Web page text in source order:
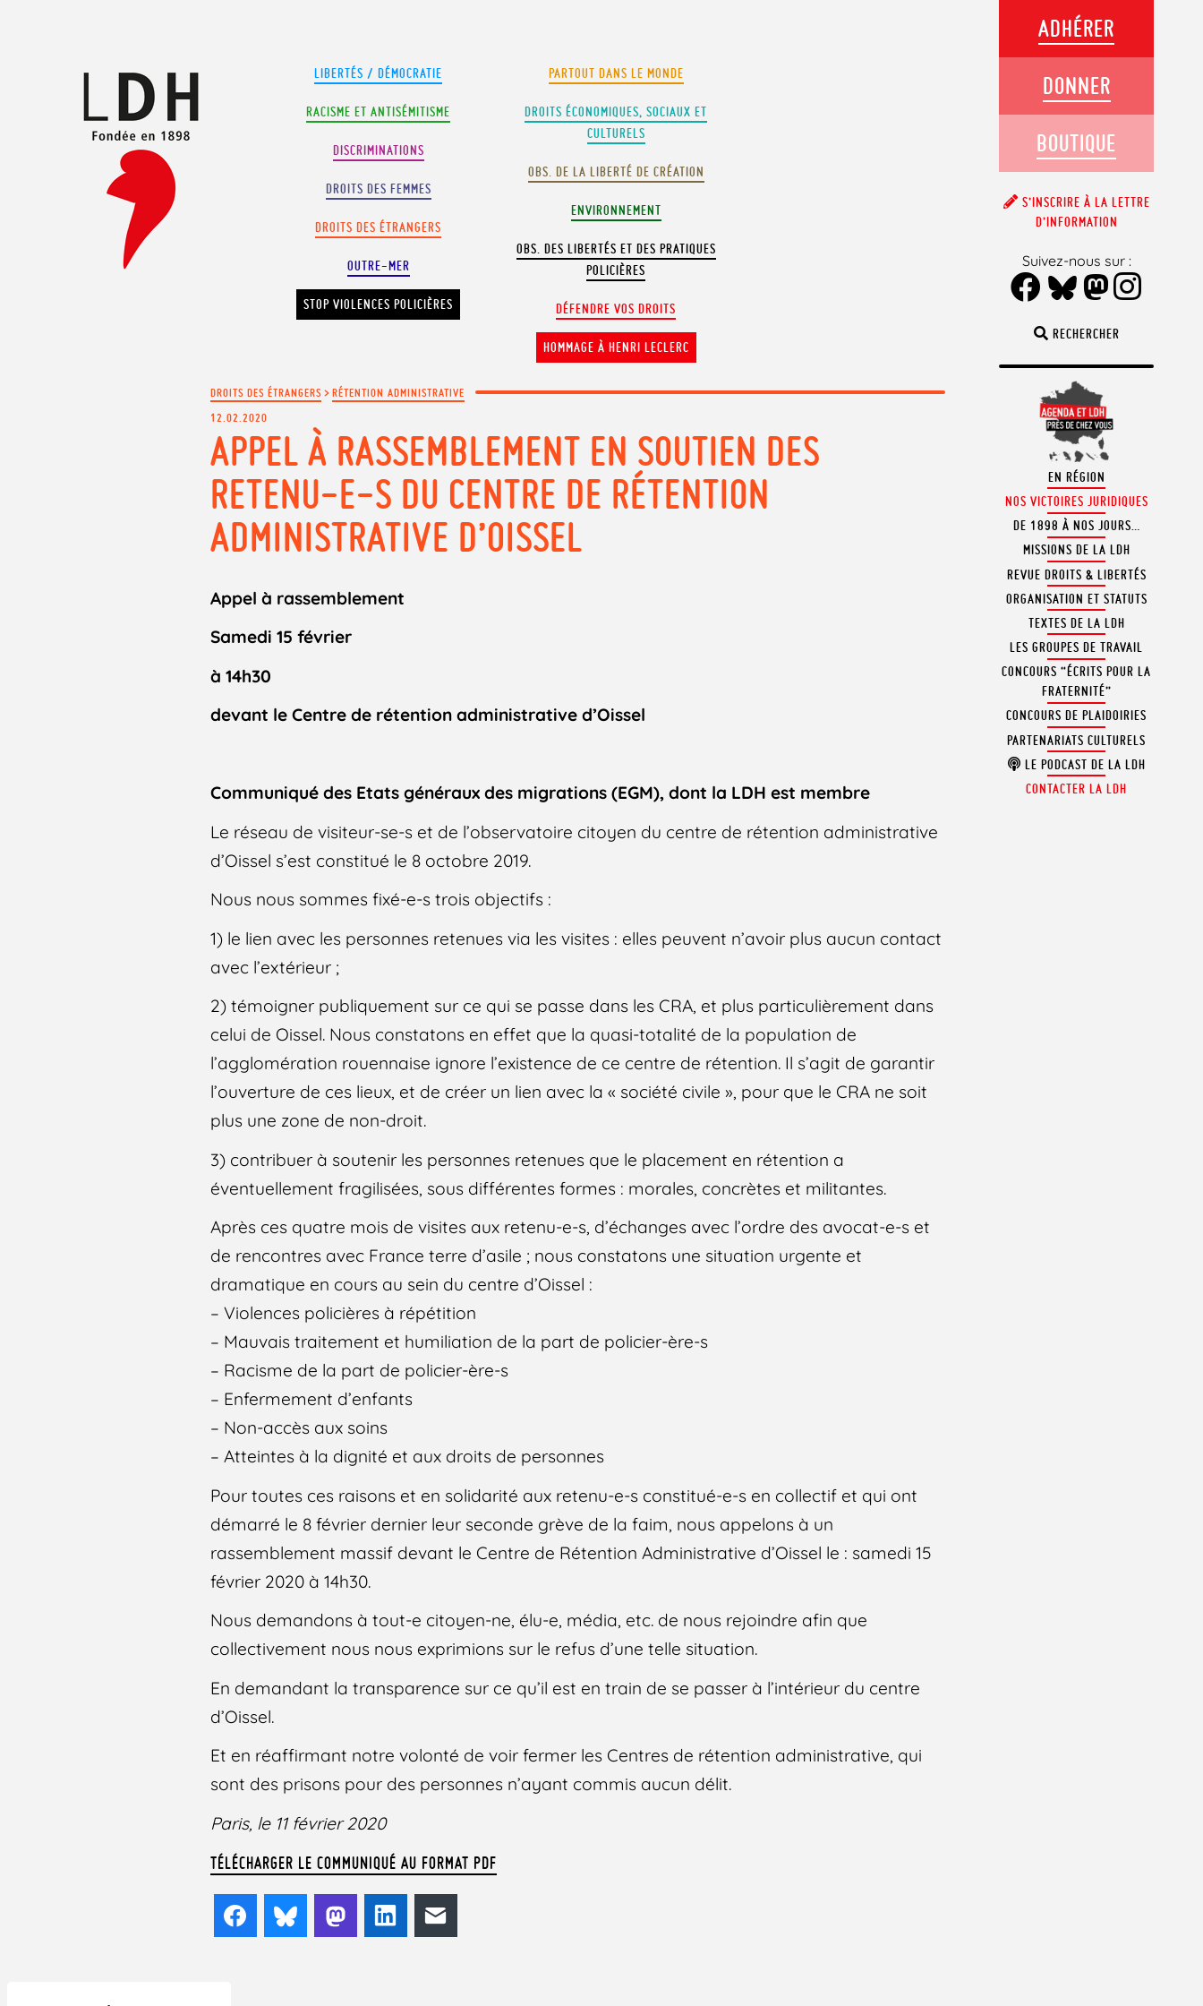
LIBERTÉS / DÉMOCRATIE
RACISME ET ANTISÉMITISME
DISCRIMINATIONS
DROITS DES FEMMES
DROITS DES ÉTRANGERS
OUTRE-MER
STOP VIOLENCES POLICIÈRES
PARTOUT DANS LE MONDE
DROITS ÉCONOMIQUES, SOCIAUX ET
CULTURELS
OBS. DE LA LIBERTÉ DE CRÉATION
ENVIRONNEMENT
OBS. DES LIBERTÉS ET DES PRATIQUES
POLICIÈRES
DÉFENDRE VOS DROITS
HOMMAGE À HENRI LECLERC
DROITS DES ÉTRANGERS>RÉTENTION ADMINISTRATIVE
12.02.2020
APPEL À RASSEMBLEMENT EN SOUTIEN DES
RETENU-E-S DU CENTRE DE RÉTENTION
ADMINISTRATIVE D’OISSEL
Appel à rassemblement
Samedi 15 février
à 14h30
devant le Centre de rétention administrative d’Oissel
Communiqué des Etats généraux des migrations (EGM), dont la LDH est membre
Le réseau de visiteur-se-s et de l’observatoire citoyen du centre de rétention administrative
d’Oissel s’est constitué le 8 octobre 2019.
Nous nous sommes fixé-e-s trois objectifs :
1) le lien avec les personnes retenues via les visites : elles peuvent n’avoir plus aucun contact
avec l’extérieur ;
2) témoigner publiquement sur ce qui se passe dans les CRA, et plus particulièrement dans
celui de Oissel. Nous constatons en effet que la quasi-totalité de la population de
l’agglomération rouennaise ignore l’existence de ce centre de rétention. Il s’agit de garantir
l’ouverture de ces lieux, et de créer un lien avec la « société civile », pour que le CRA ne soit
plus une zone de non-droit.
3) contribuer à soutenir les personnes retenues que le placement en rétention a
éventuellement fragilisées, sous différentes formes : morales, concrètes et militantes.
Après ces quatre mois de visites aux retenu-e-s, d’échanges avec l’ordre des avocat-e-s et
de rencontres avec France terre d’asile ; nous constatons une situation urgente et
dramatique en cours au sein du centre d’Oissel :
– Violences policières à répétition
– Mauvais traitement et humiliation de la part de policier-ère-s
– Racisme de la part de policier-ère-s
– Enfermement d’enfants
– Non-accès aux soins
– Atteintes à la dignité et aux droits de personnes
Pour toutes ces raisons et en solidarité aux retenu-e-s constitué-e-s en collectif et qui ont
démarré le 8 février dernier leur seconde grève de la faim, nous appelons à un
rassemblement massif devant le Centre de Rétention Administrative d’Oissel le : samedi 15
février 2020 à 14h30.
Nous demandons à tout-e citoyen-ne, élu-e, média, etc. de nous rejoindre afin que
collectivement nous nous exprimions sur le refus d’une telle situation.
En demandant la transparence sur ce qu’il est en train de se passer à l’intérieur du centre
d’Oissel.
Et en réaffirmant notre volonté de voir fermer les Centres de rétention administrative, qui
sont des prisons pour des personnes n’ayant commis aucun délit.
Paris, le 11 février 2020
TÉLÉCHARGER LE COMMUNIQUÉ AU FORMAT PDF
FacebookBlueskyMastodonLinkedIn
RECHERCHER
EN RÉGION
NOS VICTOIRES JURIDIQUES
DE 1898 À NOS JOURS…
MISSIONS DE LA LDH
REVUE DROITS & LIBERTÉS
ORGANISATION ET STATUTS
TEXTES DE LA LDH
LES GROUPES DE TRAVAIL
CONCOURS “ÉCRITS POUR LA
FRATERNITÉ”
CONCOURS DE PLAIDOIRIES
PARTENARIATS CULTURELS
LE PODCAST DE LA LDH
CONTACTER LA LDH
ADHÉRER
DONNER
BOUTIQUE
S’INSCRIRE À LA LETTRE
D’INFORMATION
Suivez-nous sur :